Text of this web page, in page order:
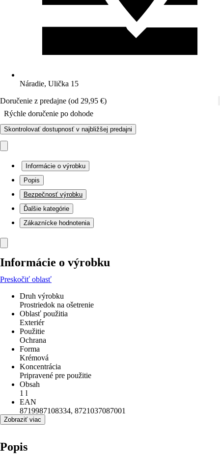
Náradie, Ulička 15
Doručenie z predajne (od 29,95 €)
Rýchle doručenie po dohode
Skontrolovať dostupnosť v najbližšej predajni
Informácie o výrobku
Popis
Bezpečnosť výrobku
Ďalšie kategórie
Zákaznícke hodnotenia
Informácie o výrobku
Preskočiť oblasť
Druh výrobku
Prostriedok na ošetrenie
Oblasť použitia
Exteriér
Použitie
Ochrana
Forma
Krémová
Koncentrácia
Pripravené pre použitie
Obsah
1 l
EAN
8719987108334, 8721037087001
Zobraziť viac
Popis